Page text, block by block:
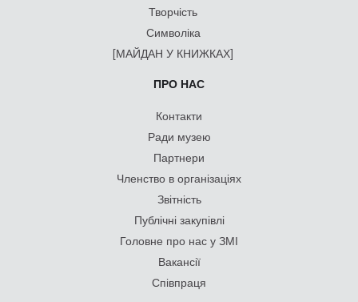
Творчість
Символіка
[МАЙДАН У КНИЖКАХ]
ПРО НАС
Контакти
Ради музею
Партнери
Членство в організаціях
Звітність
Публічні закупівлі
Головне про нас у ЗМІ
Вакансії
Співпраця